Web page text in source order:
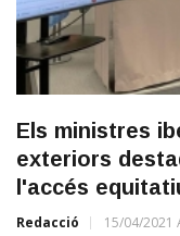
Els ministres
exteriors
l'accés
Redacció 15/04/2021